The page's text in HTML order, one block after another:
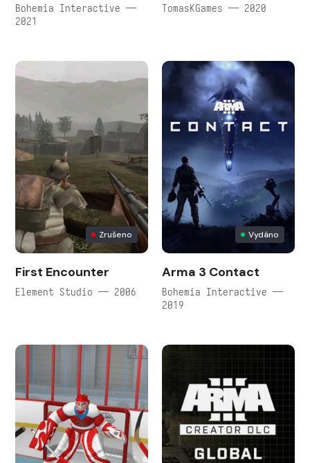
Bohemia Interactive —
2021
TomasKGames — 2020
Zrušeno
First Encounter
Element Studio — 2006
Vydáno
Arma 3 Contact
Bohemia Interactive —
2019